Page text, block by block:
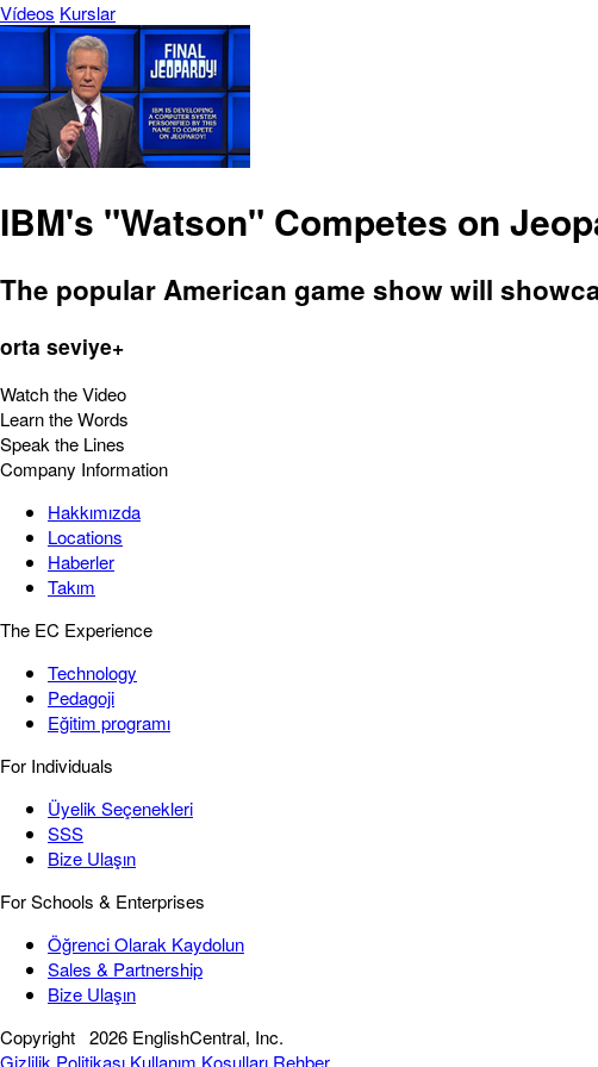
Vídeos Kurslar
IBM's "Watson" Competes on
The popular American game show will
orta seviye+
Watch the Video
Learn the Words
Speak the Lines
Company Information
Hakkımızda
Locations
Haberler
Takım
The EC Experience
Technology
Pedagoji
Eğitim programı
For Individuals
Üyelik Seçenekleri
SSS
Bize Ulaşın
For Schools & Enterprises
Öğrenci Olarak Kaydolun
Sales & Partnership
Bize Ulaşın
Copyright 2026 EnglishCentral, Inc.